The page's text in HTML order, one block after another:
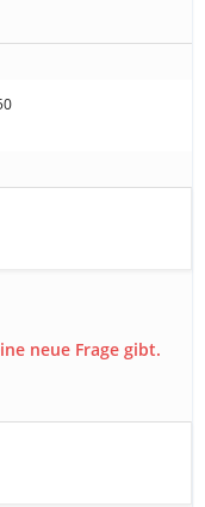
neue Frage gibt.